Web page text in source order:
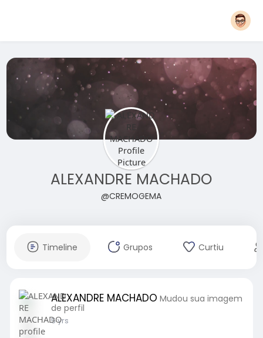
ALEXANDRE MACHADO
@CREMOGEMA
Timeline Grupos Curtiu
ALEXANDRE MACHADO Mudou sua imagem
de perfil
5 yrs